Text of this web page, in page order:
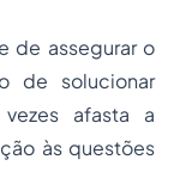
de assegurar o
de solucionar
afasta a
às questões